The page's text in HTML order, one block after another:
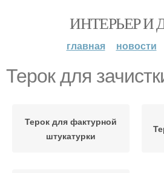
ИНТЕРЬЕР И
главная новости
Терок для
Терок для фактурной
штукатурки